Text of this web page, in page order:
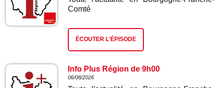
Comté
ÉCOUTER L'ÉPISODE
Info Plus Région de 9h00
06/08/2026